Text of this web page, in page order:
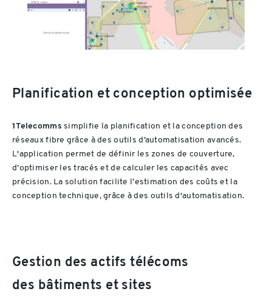
Planification et conception optimisée
1Telecomms simplifie la planification et la conception des
réseaux fibre grâce à des outils d’automatisation avancés.
L'application permet de définir les zones de couverture,
d’optimiser les tracés et de calculer les capacités avec
précision. La solution facilite l’estimation des coûts et la
conception technique, grâce à des outils d'automatisation.
Gestion des actifs télécoms
des bâtiments et sites